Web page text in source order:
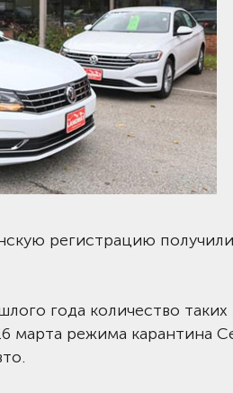
регистрацию
года количество таких
марта режима карантина